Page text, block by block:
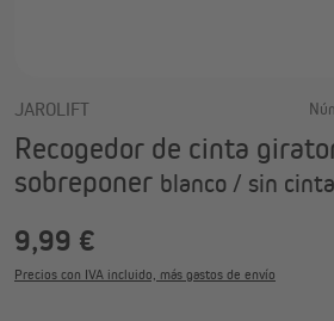
JAROLIFT
Recogedor de cinta
sobreponer blanco / sin cinta
9,99 €
Precios con IVA incluido, más gastos de envío